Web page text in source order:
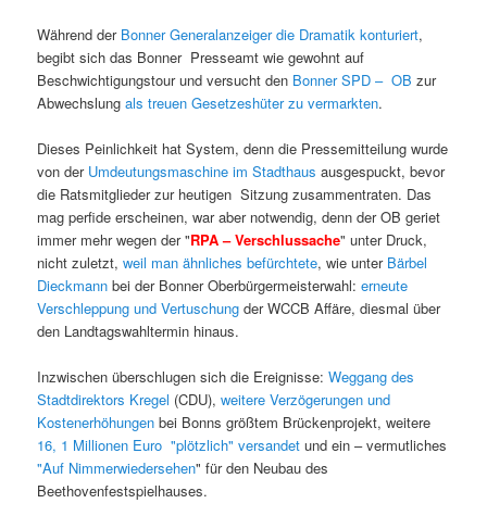
Während der Bonner Generalanzeiger die Dramatik konturiert,
begibt sich das Bonner Presseamt wie gewohnt auf
Beschwichtigungstour und versucht den Bonner SPD – OB zur
Abwechslungals treuen Gesetzeshüter zu vermarkten.
Dieses Peinlichkeit hat System, denn die Pressemitteilung wurde
von der Umdeutungsmaschine im Stadthaus ausgespuckt, bevor
die Ratsmitglieder zur heutigen Sitzung zusammentraten. Das
mag perfide erscheinen, war aber notwendig, denn der OB geriet
immer mehr wegen der "RPA – Verschlussache" unter Druck,
nicht zuletzt, weil man ähnliches befürchtete, wie unterBärbel
Dieckmannbei der Bonner Oberbürgermeisterwahl:erneute
Verschleppung und Vertuschung der WCCB Affäre, diesmal über
den Landtagswahltermin hinaus.
Inzwischen überschlugen sich die Ereignisse: Weggang des
Stadtdirektors Kregel (CDU), weitere Verzögerungen und
Kostenerhöhungen bei Bonns größtem Brückenprojekt, weitere
16, 1 Millionen Euro "plötzlich" versandetund ein – vermutliches
"Auf Nimmerwiedersehen" für den Neubau des
Beethovenfestspielhauses.